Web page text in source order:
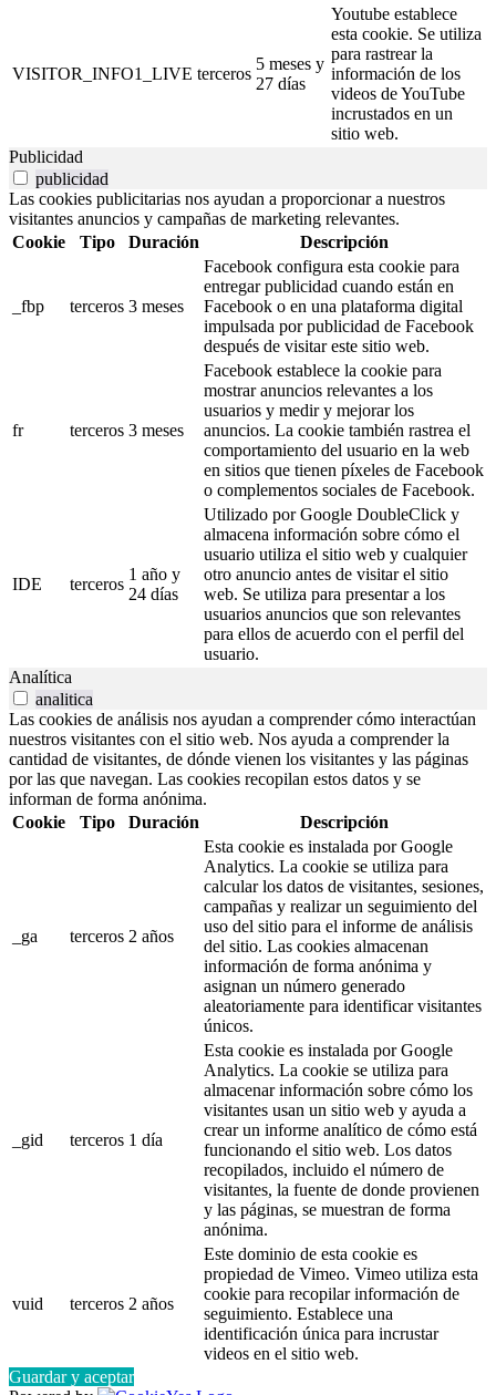
VISITOR_INFO1_LIVE terceros
5 meses y
27 días
Youtube establece
esta cookie. Se utiliza
para rastrear la
información de los
videos de YouTube
incrustados en un
sitio web.
Publicidad
publicidad
Las cookies publicitarias nos ayudan a proporcionar a nuestros
visitantes anuncios y campañas de marketing relevantes.
Cookie
Tipo Duración Descripción
_fbp terceros 3 meses
Facebook configura esta cookie para
entregar publicidad cuando están en
Facebook o en una plataforma digital
impulsada por publicidad de Facebook
después de visitar este sitio web.
fr terceros 3 meses
Facebook establece la cookie para
mostrar anuncios relevantes a los
usuarios y medir y mejorar los
anuncios. La cookie también rastrea el
comportamiento del usuario en la web
en sitios que tienen píxeles de Facebook
o complementos sociales de Facebook.
IDE terceros
1 año y
24 días
Utilizado por Google DoubleClick y
almacena información sobre cómo el
usuario utiliza el sitio web y cualquier
otro anuncio antes de visitar el sitio
web. Se utiliza para presentar a los
usuarios anuncios que son relevantes
para ellos de acuerdo con el perfil del
usuario.
Analítica
analitica
Las cookies de análisis nos ayudan a comprender cómo interactúan
nuestros visitantes con el sitio web. Nos ayuda a comprender la
cantidad de visitantes, de dónde vienen los visitantes y las páginas
por las que navegan. Las cookies recopilan estos datos y se
informan de forma anónima.
Cookie
Tipo Duración Descripción
_ga terceros 2 años
Esta cookie es instalada por Google
Analytics. La cookie se utiliza para
calcular los datos de visitantes, sesiones,
campañas y realizar un seguimiento del
uso del sitio para el informe de análisis
del sitio. Las cookies almacenan
información de forma anónima y
asignan un número generado
aleatoriamente para identificar visitantes
únicos.
_gid terceros 1 día
Esta cookie es instalada por Google
Analytics. La cookie se utiliza para
almacenar información sobre cómo los
visitantes usan un sitio web y ayuda a
crear un informe analítico de cómo está
funcionando el sitio web. Los datos
recopilados, incluido el número de
visitantes, la fuente de donde provienen
y las páginas, se muestran de forma
anónima.
vuid terceros 2 años
Este dominio de esta cookie es
propiedad de Vimeo. Vimeo utiliza esta
cookie para recopilar información de
seguimiento. Establece una
identificación única para incrustar
videos en el sitio web.
Guardar y aceptar